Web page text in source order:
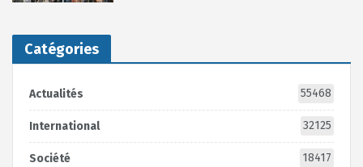
Catégories
Actualités 55468
International 32125
Société 18417